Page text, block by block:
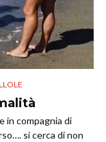
in compagnia di
si cerca di non